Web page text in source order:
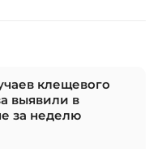
клещевого
выявили в
за неделю